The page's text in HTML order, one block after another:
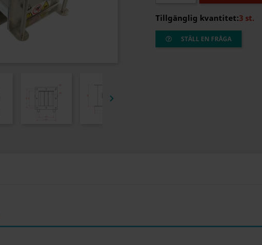

Tillgänglig kvantitet:3 st.
STÄLL EN FRÅGA